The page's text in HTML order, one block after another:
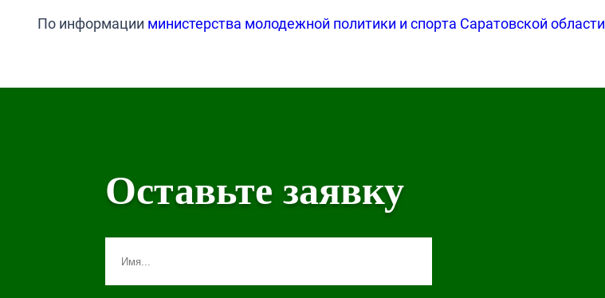
По информации министерства молодежной политики и спорта Саратовской области
Оставьте заявку